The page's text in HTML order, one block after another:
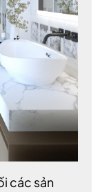
các sản